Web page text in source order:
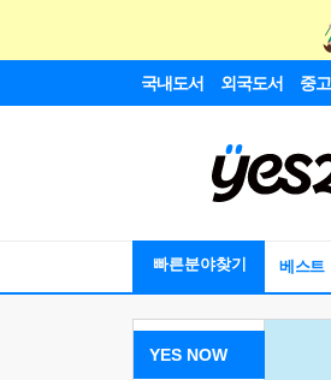
국내도서 외국도서 중
빠른분야찾기 베스트
YES NOW